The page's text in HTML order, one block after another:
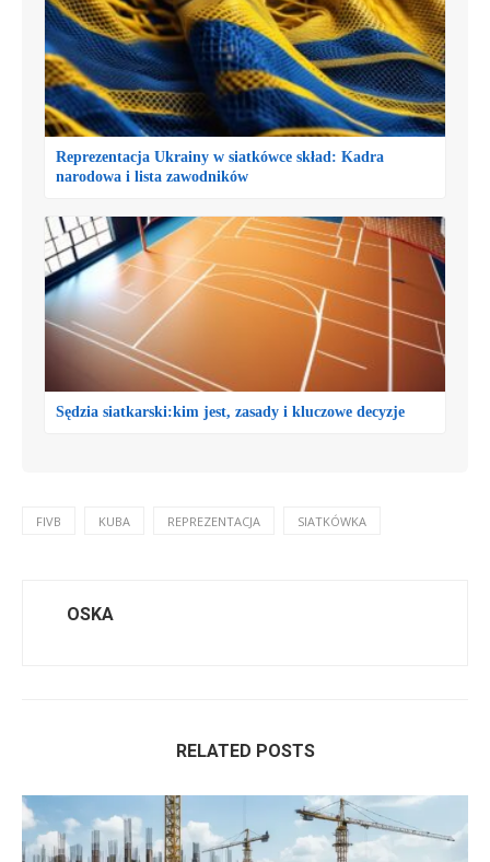
Reprezentacja Ukrainy w siatkówce skład: Kadra
narodowa i lista zawodników
Sędzia siatkarski:kim jest, zasady i kluczowe decyzje
FIVB KUBA REPREZENTACJA SIATKÓWKA
OSKA
RELATED POSTS